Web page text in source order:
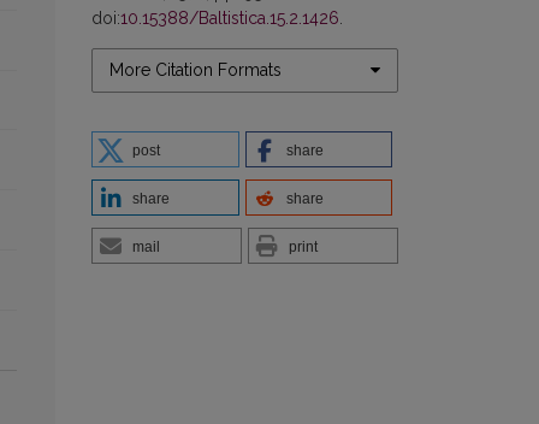
doi:10.15388/Baltistica.15.2.1426
More Citation Formats
post share
share share
mail print